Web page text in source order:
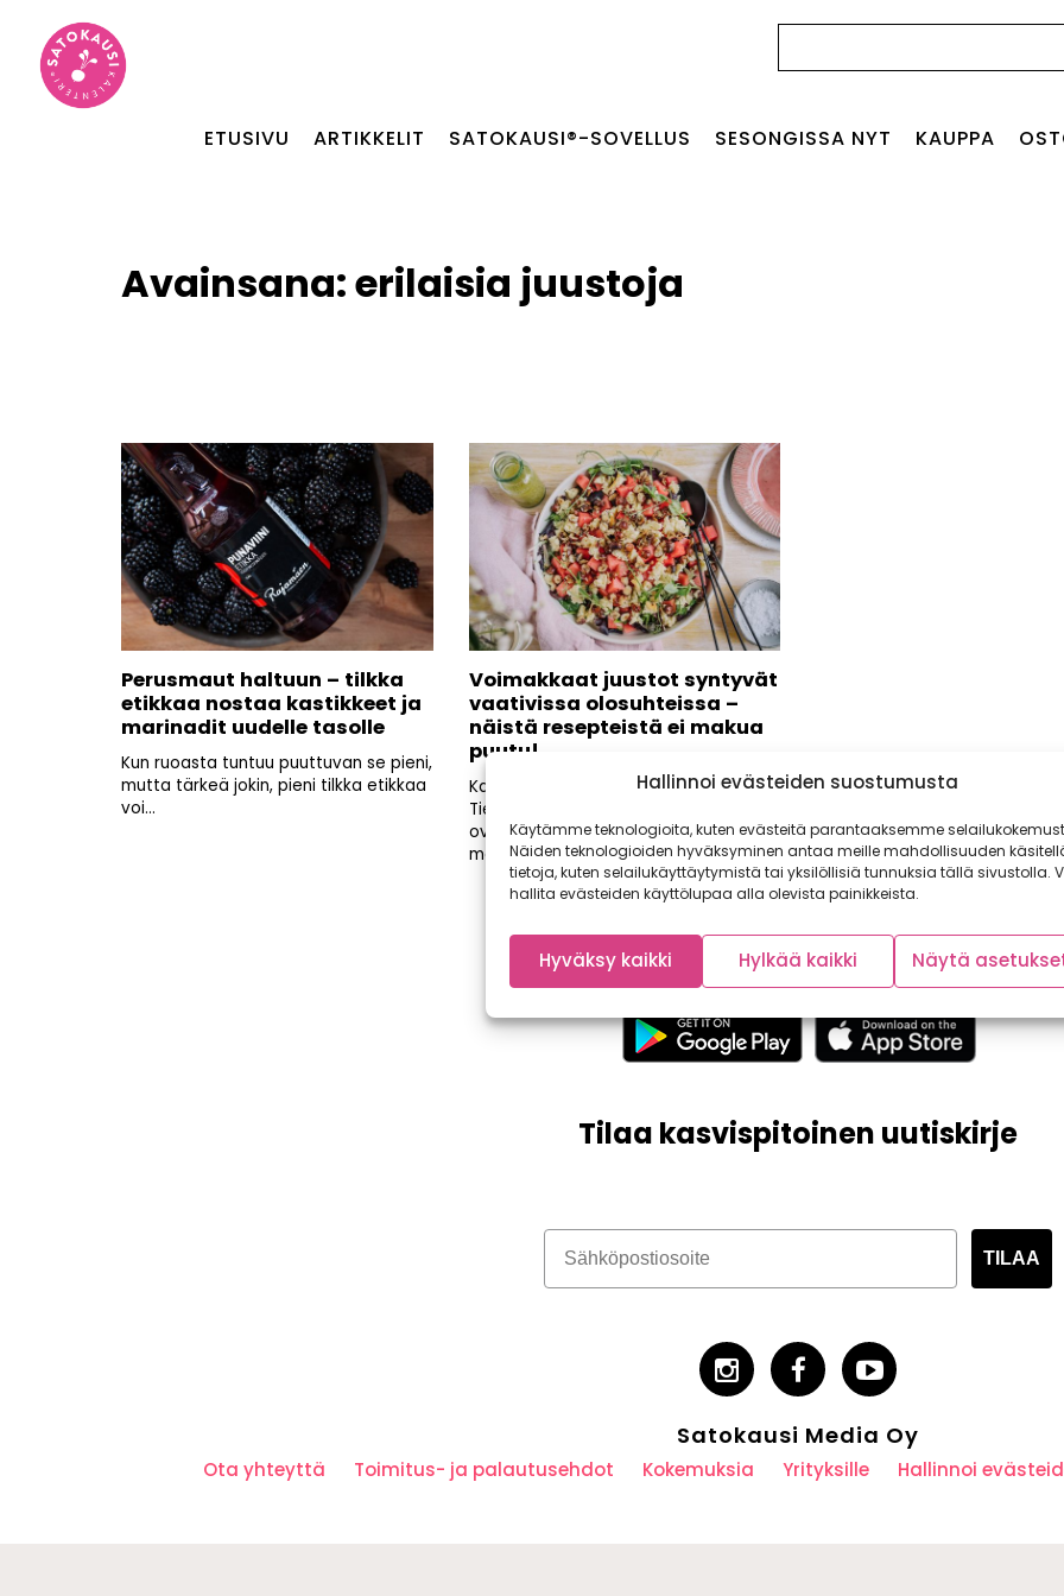
Hallinnoi evästeiden suostumusta
Käytämme teknologioita, kuten evästeitä parantaaksemme
Näiden teknologioiden hyväksyminen antaa meille mahdollisuuden
tietoja, kuten selailukäyttäytymistä tai yksilöllisiä tunnuksia tällä sivustolla.
hallita evästeiden käyttölupaa alla olevista painikkeista.
Hyväksy kaikki Hylkää kaikki Näytä
ETUSIVU ARTIKKELIT SATOKAUSI®-SOVELLUS SESONGISSA NYT KAUPPA
Avainsana:erilaisia juustoja
Perusmaut haltuun – tilkka
etikkaa nostaa kastikkeet ja
marinadit uudelle tasolle
Kun ruoasta tuntuu puuttuvan se pieni,
mutta tärkeä jokin, pieni tilkka etikkaa
voi...
Voimakkaat juustot syntyvät
vaativissa olosuhteissa –
näistä resepteistä ei makua
puutu!
Kaupallinen yhteistyö: Visit Åland
Tiedätkö sinä miksi saariston juustot
ovat usein voimakkaamman
makuisia?...
Tilaa kasvispitoinen uutiskirje
TILAA
Satokausi Media Oy
Ota yhteyttä Toimitus- ja palautusehdot Kokemuksia Yrityksille Hallinnoi